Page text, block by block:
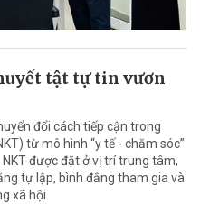
tật tự tin vươn
đổi cách tiếp cận trong
từ mô hình “y tế - chăm sóc”
NKT được đặt ở vị trí trung tâm,
tự lập, bình đẳng tham gia và
xã hội.